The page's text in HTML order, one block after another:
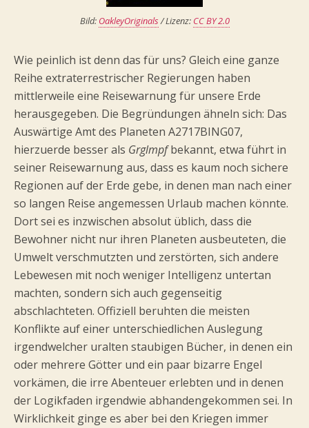
Bild: OakleyOriginals/ Lizenz: CC BY 2.0
Wie peinlich ist denn das für uns? Gleich eine ganze
Reihe extraterrestrischer Regierungen haben
mittlerweile eine Reisewarnung für unsere Erde
herausgegeben. Die Begründungen ähneln sich: Das
Auswärtige Amt des Planeten A2717BING07,
hierzuerde besser als Grglmpfbekannt, etwa führt in
seiner Reisewarnung aus, dass es kaum noch sichere
Regionen auf der Erde gebe, in denen man nach einer
so langen Reise angemessen Urlaub machen könnte.
Dort sei es inzwischen absolut üblich, dass die
Bewohner nicht nur ihren Planeten ausbeuteten, die
Umwelt verschmutzten und zerstörten, sich andere
Lebewesen mit noch weniger Intelligenz untertan
machten, sondern sich auch gegenseitig
abschlachteten. Offiziell beruhten die meisten
Konflikte auf einer unterschiedlichen Auslegung
irgendwelcher uralten staubigen Bücher, in denen ein
oder mehrere Götter und ein paar bizarre Engel
vorkämen, die irre Abenteuer erlebten und in denen
der Logikfaden irgendwie abhandengekommen sei. In
Wirklichkeit ginge es aber bei den Kriegen immer